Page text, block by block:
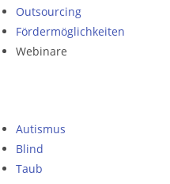
Outsourcing
Fördermöglichkeiten
Webinare
Autismus
Blind
Taub